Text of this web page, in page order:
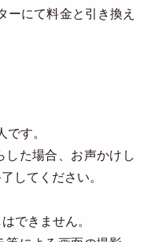
ーにて料金と引き換え
す。
した場合、お声かけし
してください。
できません。